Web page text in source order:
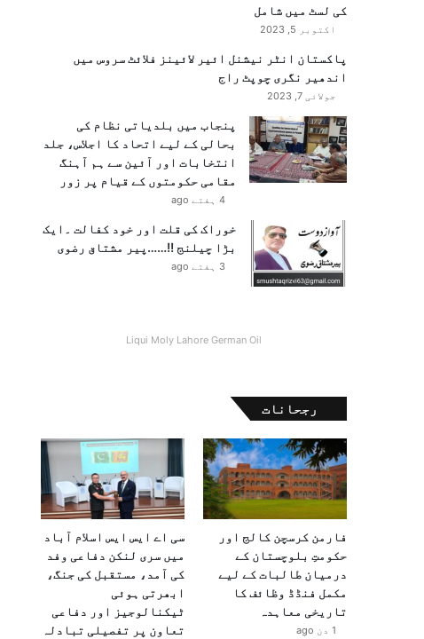
کی لسٹ میں شامل
اکتوبر 5, 2023
پاکستان انٹر نیشنل ائیر لائینز فلائٹ سروس میں
اندھیر نگری چوپٹ راج
جولائی 7, 2023
پنجاب میں بلدیاتی نظام کی
بحالی کے لیے اتحاد کا اجلاس، جلد
انتخابات اور آئین سے ہم آہنگ
مقامی حکومتوں کے قیام پر زور
4 ہفتے ago
خوراک کی قلت اور خود کفالت ۔ایک
بڑا چیلنج !!……پیر مشتاق رضوی
3 ہفتے ago
Liqui Moly Lahore German Oil
رجحانات
فارمن کرسچن کالج اور
حکومتِ بلوچستان کے
درمیان طالبات کے لیے
مکمل فنڈڈ وظائف کا
تاریخی معاہدہ
1 دن ago
سی اے ایس ایس اسلام آباد
میں سری لنکن دفاعی وفد
کی آمد، مستقبل کی جنگ،
ابھرتی ہوئی
ٹیکنالوجیز اور دفاعی
تعاون پر تفصیلی تبادلہ